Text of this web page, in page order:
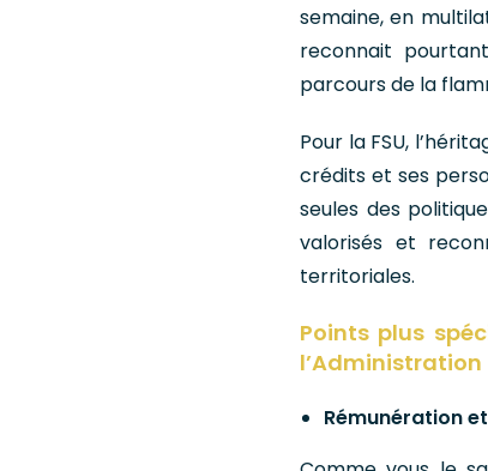
semaine, en
reconnait
parcours de la
Pour la FSU,
crédits et ses
seules des
valorisés et
territoriales.
Points plus
l’Administration
Rémunération